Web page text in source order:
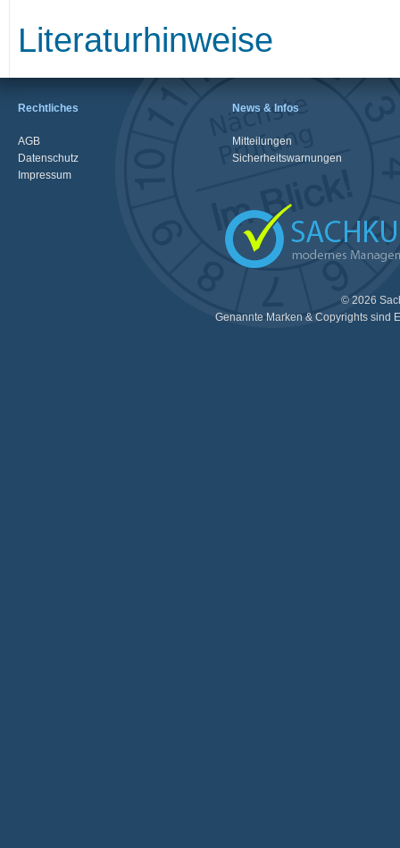
Literaturhinweise
Rechtliches
AGB
Datenschutz
Impressum
News & Infos
Mitteilungen
Sicherheitswarnungen
© 2026
Genannte Marken & Copyrights sind